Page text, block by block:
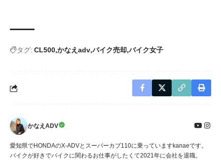
タグ: CL500 かなえadv バイク売却 バイク女子
かなえADV
愛知県でHONDAのX-ADVとスーパーカブ110に乗っていますkanaeです。
バイクが好きでバイクに関わるお仕事がしたくて2021年に会社を退職。